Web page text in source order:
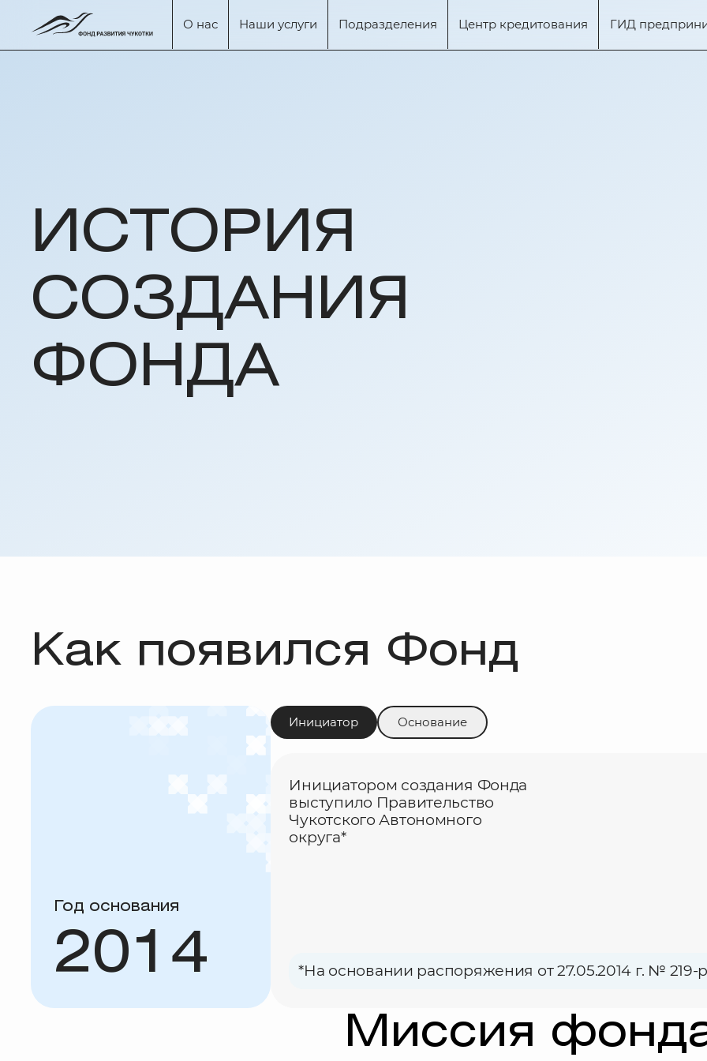
О нас Наши услуги Подразделения Центр кредитования ГИД
ИСТОРИЯ СОЗДАНИЯ ФОНДА
ИСТОРИЯ
СОЗДАНИЯ
ФОНДА
Как появился Фонд
Год основания
2014
Инициатор Основание
Инициатором создания Фонда
выступило Правительство
Чукотского Автономного
округа*
*На основании распоряжения от 27.05.2014 г. № 219-
Миссия